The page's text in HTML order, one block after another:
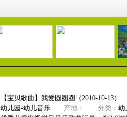
03:44 01:00
【宝贝歌曲】我爱圆圈圈（2010-10-13）
幼儿园-幼儿音乐 产地： 分类： 幼